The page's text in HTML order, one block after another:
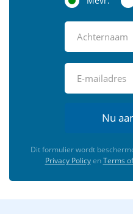
Nu
Dit formulier wordt
Privacy PolicyenTerms